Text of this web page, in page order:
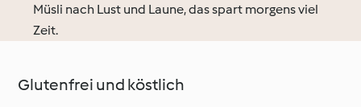
Müsli nach Lust und Laune, das spart morgens viel
Zeit.
Glutenfrei und köstlich